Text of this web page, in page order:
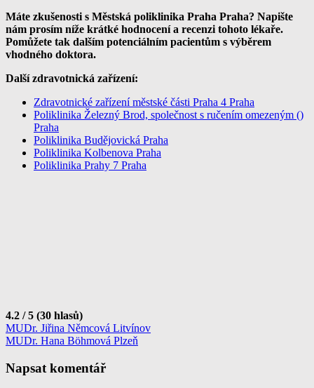
Máte zkušenosti s Městská poliklinika Praha Praha? Napište
nám prosím níže krátké hodnocení a recenzi tohoto lékaře.
Pomůžete tak dalším potenciálním pacientům s výběrem
vhodného doktora.
Další zdravotnická zařízení:
Zdravotnické zařízení městské části Praha 4 Praha
Poliklinika Železný Brod, společnost s ručením omezeným ()
Praha
Poliklinika Budějovická Praha
Poliklinika Kolbenova Praha
Poliklinika Prahy 7 Praha
4.2 / 5 (30 hlasů)
Navigace
pro
příspěvek
MUDr. Jiřina Němcová Litvínov
MUDr. Hana Böhmová Plzeň
Napsat komentář